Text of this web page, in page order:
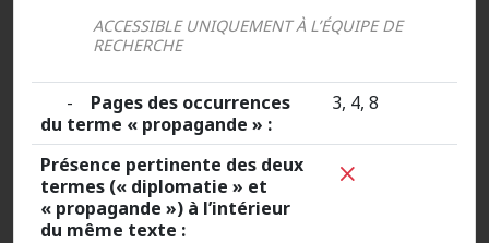
ACCESSIBLE UNIQUEMENT À L’ÉQUIPE DE
RECHERCHE
- Pages des occurrences
du terme « propagande » :
3, 4, 8
Présence pertinente des deux
termes (« diplomatie » et
« propagande ») à l’intérieur
du même texte :